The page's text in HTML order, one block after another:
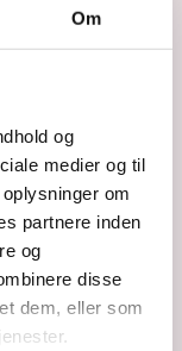
Om
og
medier og til
om
partnere inden
og
disse
dem, eller som